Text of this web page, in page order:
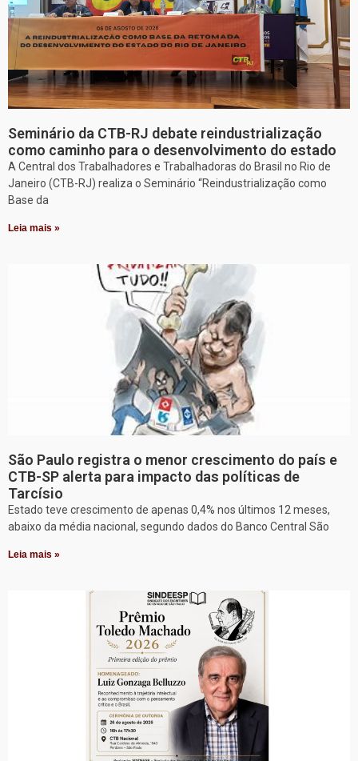
Seminário da CTB-RJ debate reindustrialização
como caminho para o desenvolvimento do estado
A Central dos Trabalhadores e Trabalhadoras do Brasil no Rio de
Janeiro (CTB-RJ) realiza o Seminário “Reindustrialização como
Base da
Leia mais »
São Paulo registra o menor crescimento do país e
CTB-SP alerta para impacto das políticas de
Tarcísio
Estado teve crescimento de apenas 0,4% nos últimos 12 meses,
abaixo da média nacional, segundo dados do Banco Central São
Leia mais »